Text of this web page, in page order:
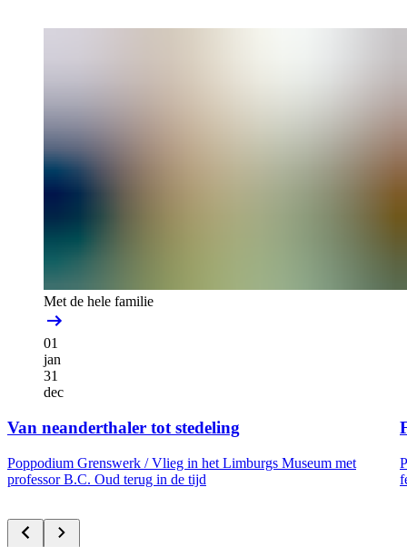
Met de hele familie
01
jan
31
dec
Van neanderthaler tot stedeling
Poppodium Grenswerk /Vlieg in het Limburgs Museum met
professor B.C. Oud terug in de tijd